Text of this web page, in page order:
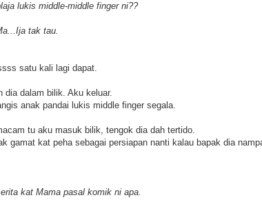
lukis middle-middle finger ni??
tak tau.
satu kali lagi dapat.
dia dalam bilik. Aku keluar.
anak pandai lukis middle finger segala.
tu aku masuk bilik, tengok dia dah tertido.
gamat kat peha sebagai persiapan nanti kalau bapak dia
kat Mama pasal komik ni apa.